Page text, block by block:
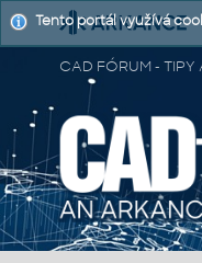
CAD FÓRUM - TIPY
Tento portál využívá